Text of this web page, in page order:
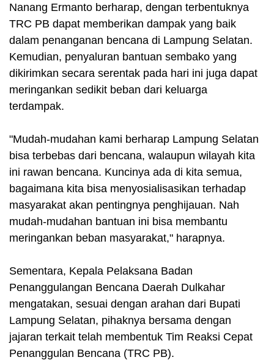
Nanang Ermanto berharap, dengan terbentuknya
TRC PB dapat memberikan dampak yang baik
dalam penanganan bencana di Lampung Selatan.
Kemudian, penyaluran bantuan sembako yang
dikirimkan secara serentak pada hari ini juga dapat
meringankan sedikit beban dari keluarga
terdampak.
"Mudah-mudahan kami berharap Lampung Selatan
bisa terbebas dari bencana, walaupun wilayah kita
ini rawan bencana. Kuncinya ada di kita semua,
bagaimana kita bisa menyosialisasikan terhadap
masyarakat akan pentingnya penghijauan. Nah
mudah-mudahan bantuan ini bisa membantu
meringankan beban masyarakat," harapnya.
Sementara, Kepala Pelaksana Badan
Penanggulangan Bencana Daerah Dulkahar
mengatakan, sesuai dengan arahan dari Bupati
Lampung Selatan, pihaknya bersama dengan
jajaran terkait telah membentuk Tim Reaksi Cepat
Penanggulan Bencana (TRC PB).